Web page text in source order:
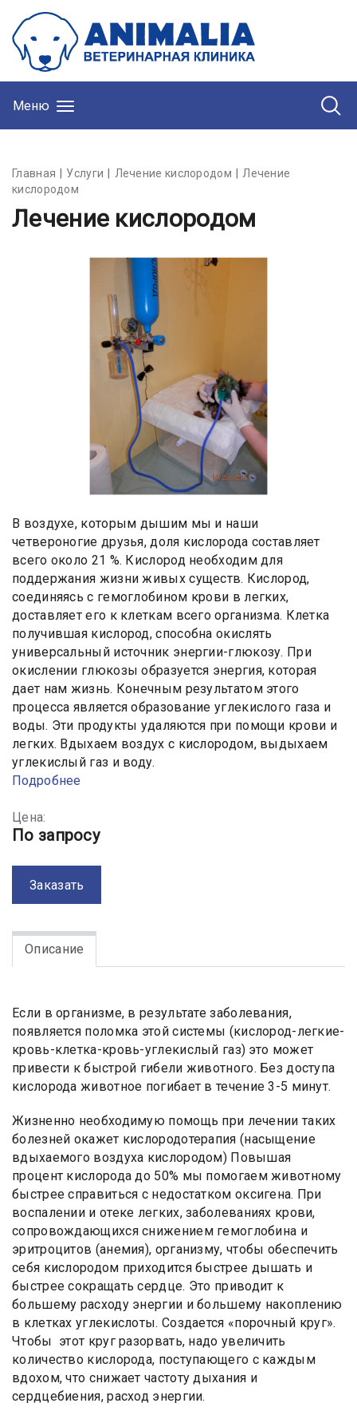
Меню
Главная Услуги Лечение кислородом
Лечение
кислородом
Лечение кислородом
В воздухе, которым дышим мы и наши
четвероногие друзья, доля кислорода составляет
всего около 21 %. Кислород необходим для
поддержания жизни живых существ. Кислород,
соединяясь с гемоглобином крови в легких,
доставляет его к клеткам всего организма. Клетка
получившая кислород, способна окислять
универсальный источник энергии-глюкозу. При
окислении глюкозы образуется энергия, которая
дает нам жизнь. Конечным результатом этого
процесса является образование углекислого газа и
воды. Эти продукты удаляются при помощи крови и
легких. Вдыхаем воздух с кислородом, выдыхаем
углекислый газ и воду.
Подробнее
Цена:
По запросу
Заказать
Описание
Если в организме, в результате заболевания,
появляется поломка этой системы (кислород-легкие-
кровь-клетка-кровь-углекислый газ) это может
привести к быстрой гибели животного. Без доступа
кислорода животное погибает в течение 3-5 минут.
Жизненно необходимую помощь при лечении таких
болезней окажет кислородотерапия (насыщение
вдыхаемого воздуха кислородом) Повышая
процент кислорода до 50% мы помогаем животному
быстрее справиться с недостатком оксигена. При
воспалении и отеке легких, заболеваниях крови,
сопровождающихся снижением гемоглобина и
эритроцитов (анемия), организму, чтобы обеспечить
себя кислородом приходится быстрее дышать и
быстрее сокращать сердце. Это приводит к
большему расходу энергии и большему накоплению
в клетках углекислоты. Создается «порочный круг».
Чтобы этот круг разорвать, надо увеличить
количество кислорода, поступающего с каждым
вдохом, что снижает частоту дыхания и
сердцебиения, расход энергии.